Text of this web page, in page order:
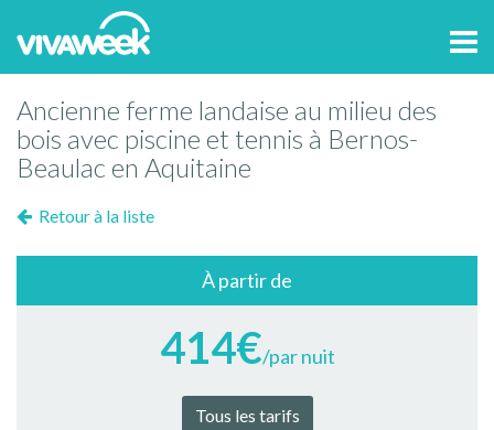
Ancienne ferme landaise au milieu des
bois avec piscine et tennis à Bernos-
Beaulac en Aquitaine
Retour à la liste
À partir de
414€/par nuit
Tous les tarifs